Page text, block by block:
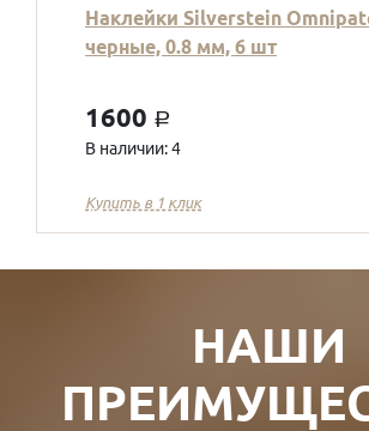
Наклейки Silverstein
черные, 0.8 мм, 6 шт
1600 a
В наличии: 4
Купить в 1 клик
НАШИ